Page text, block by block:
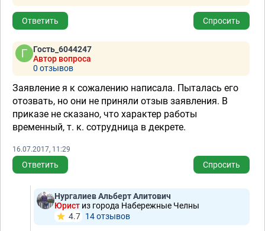
Ответить Спросить
Гость_6044247
Автор вопроса
0 отзывов
Заявление я к сожалению написала. Пыталась его
отозвать, но они не приняли отзыв заявления. В
приказе не сказано, что характер работы
временный, т. к. сотрудница в декрете.
16.07.2017, 11:29
Ответить Спросить
Нургалиев Альберт Алитович
Юрист из города Набережные Челны
4.7 14 отзывов